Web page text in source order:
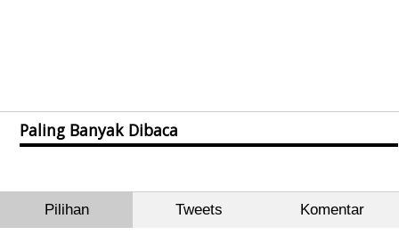
Paling Banyak Dibaca
Pilihan Tweets Komentar